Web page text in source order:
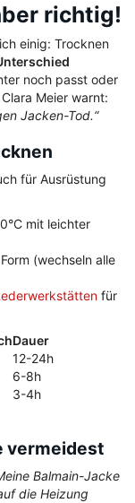
richtig!
einig: Trocknen
noch passt oder
Meier warnt:
Jacken-Tod.“
für Ausrüstung
mit leichter
(wechseln alle
für
Dauer
12-24h
6-8h
3-4h
vermeidest
Balmain-Jacke
die Heizung